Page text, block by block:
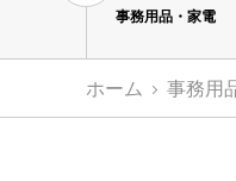
事務用品・家電
ホーム 事務用